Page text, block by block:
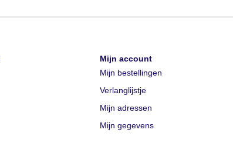
Mijn account
Mijn bestellingen
Verlanglijstje
Mijn adressen
Mijn gegevens